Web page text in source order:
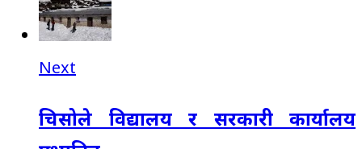
Next
चिसोले विद्यालय र सरकारी कार्यालय